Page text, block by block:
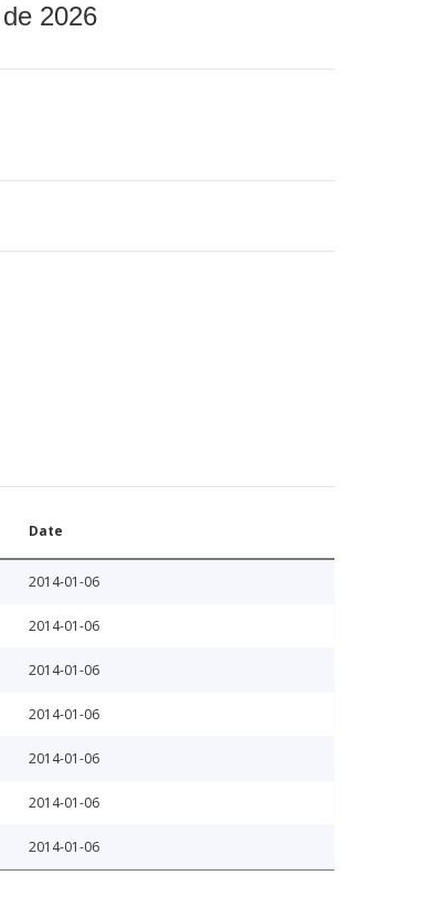
2026
Date
2014-01-06
2014-01-06
2014-01-06
2014-01-06
2014-01-06
2014-01-06
2014-01-06